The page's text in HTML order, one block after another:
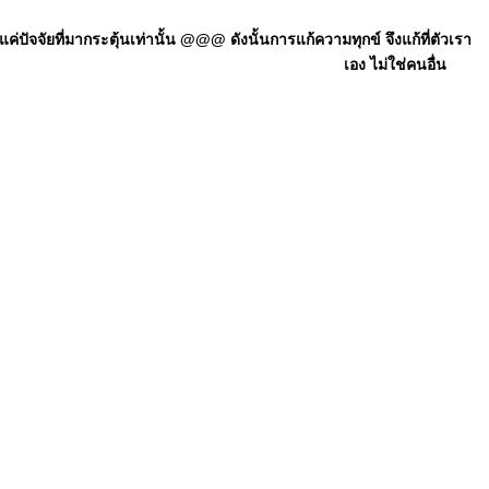
ปัจจัยที่มากระตุ้นเท่านั้น @@@ ดังนั้นการแก้ความทุกข์ จึงแก้ที่ตัวเรา
เอง ไม่ใช่คนอื่น